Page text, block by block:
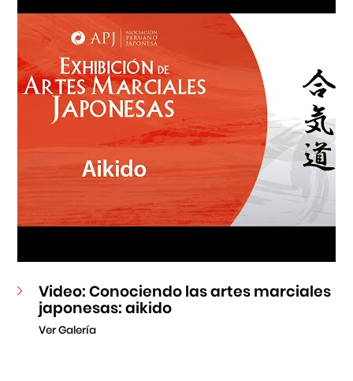
Video: Conociendo las artes marciales
japonesas: aikido
Ver Galería